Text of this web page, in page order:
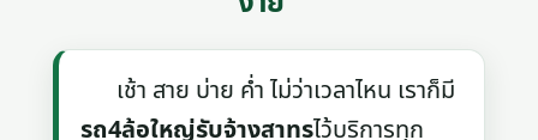
เช้า สาย บ่าย ค่ำ ไม่ว่าเวลาไหน เราก็มี
รถ4ล้อใหญ่รับจ้างสาทรไว้บริการทุก